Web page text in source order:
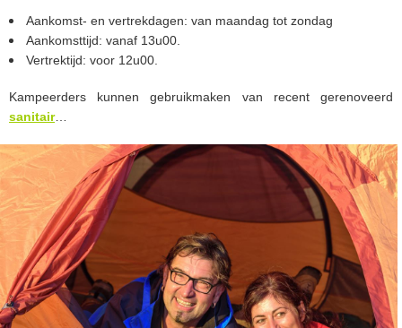
Aankomst- en vertrekdagen: van maandag tot zondag
Aankomsttijd: vanaf 13u00.
Vertrektijd: voor 12u00.
Kampeerders kunnen gebruikmaken van recent gerenoveerd
sanitair…